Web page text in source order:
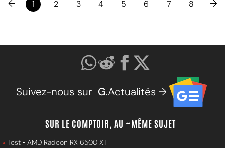
← 1 2 3 4 5 6 7 8 →
Suivez-nous sur G.Actualités →
SUR LE COMPTOIR, AU ~MÊME SUJET
Test • AMD Radeon RX 6500 XT